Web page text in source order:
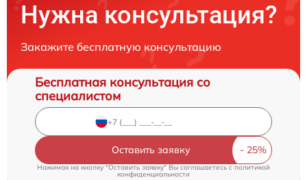
Нужна консультация?
Закажите бесплатную консультацию
Бесплатная консультация со
специалистом
Оставить заявку
Нажимая на кнопку "Оставить заявку" Вы соглашаетесь cполитикой
конфиденциальности